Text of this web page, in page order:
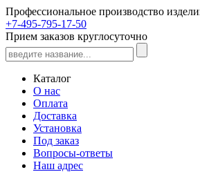
Профессиональное производство
+7-495-795-17-50
Прием заказов круглосуточно
Каталог
О нас
Оплата
Доставка
Установка
Под заказ
Вопросы-ответы
Наш адрес